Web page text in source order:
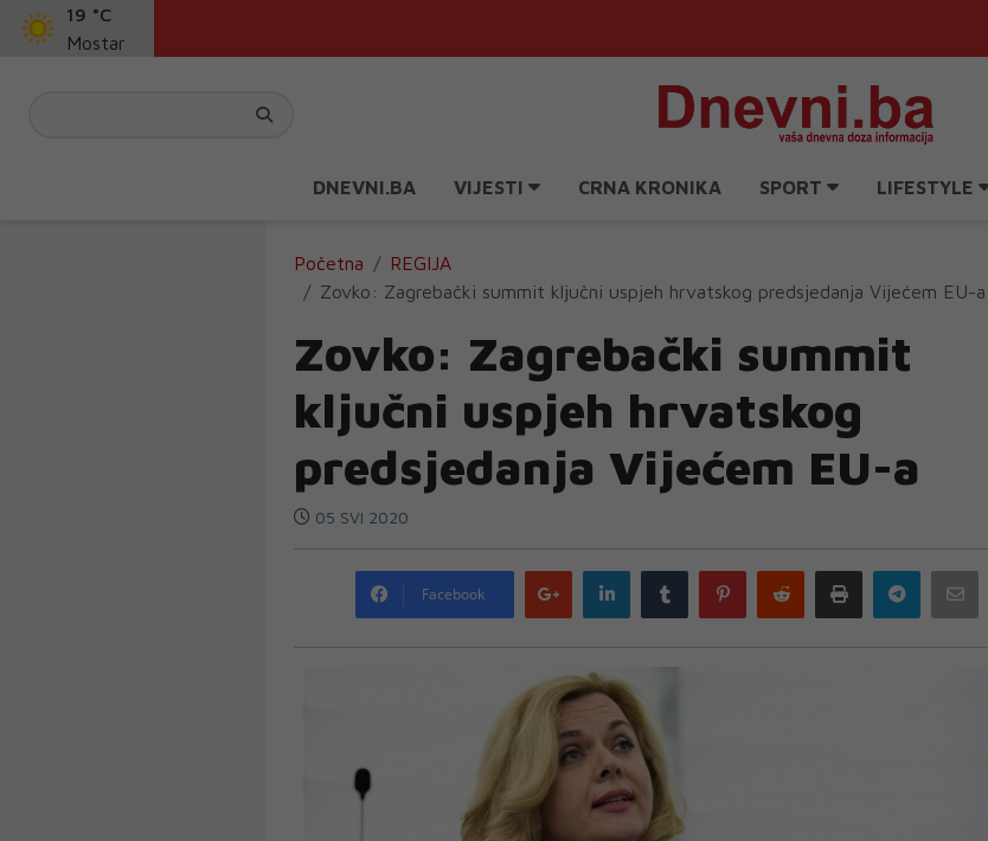
19 °C
Mostar
DNEVNI.BA VIJESTI CRNA KRONIKA SPORT LIFESTYLE
Početna
REGIJA
Zovko: Zagrebački summit ključni uspjeh hrvatskog predsjedanja Vijećem EU-a
Zovko: Zagrebački summit
ključni uspjeh hrvatskog
predsjedanja Vijećem EU-a
05 SVI 2020
Facebook
Google
plus
LinkedIn Tumblr PinterestReddit Print Telegram